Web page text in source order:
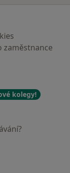
zaměstnance
kolegy!